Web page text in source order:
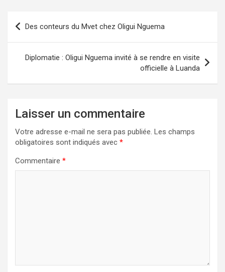
Navigation
de
l’article
Des conteurs du Mvet chez Oligui Nguema
Diplomatie : Oligui Nguema invité à se rendre en visite
officielle à Luanda
Laisser un commentaire
Votre adresse e-mail ne sera pas publiée. Les champs
obligatoires sont indiqués avec *
Commentaire *